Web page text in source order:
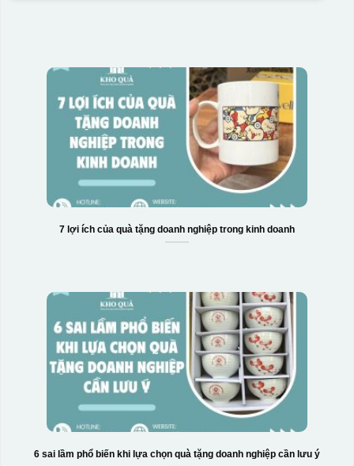
7 lợi ích của quà tặng doanh nghiệp trong kinh doanh
6 sai lầm phổ biến khi lựa chọn quà tặng doanh nghiệp cần lưu ý